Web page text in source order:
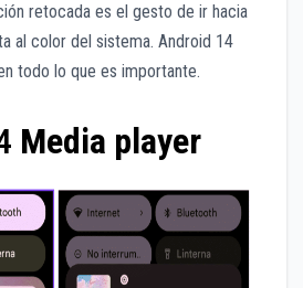
retocada es el gesto de ir hacia
al color del sistema. Android 14
todo lo que es importante.
Media player